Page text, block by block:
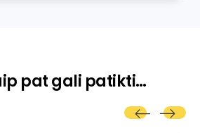
pat gali patikti…